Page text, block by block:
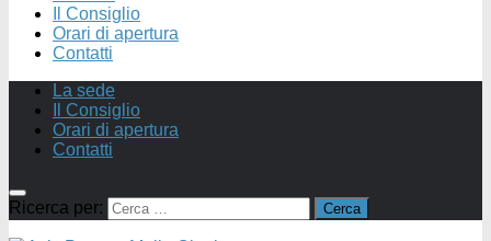
Il Consiglio
Orari di apertura
Contatti
La sede
Il Consiglio
Orari di apertura
Contatti
Ricerca per: